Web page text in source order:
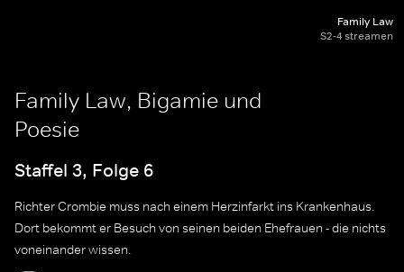
Family Law
S2-4 streamen
Family Law, Bigamie und
Poesie
Staffel 3, Folge 6
Richter Crombie muss nach einem Herzinfarkt ins Krankenhaus.
Dort bekommt er Besuch von seinen beiden Ehefrauen - die nichts
voneinander wissen.